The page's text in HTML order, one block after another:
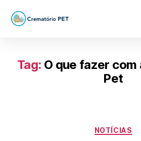
Tag: O que fazer com
Pet
NOTÍCIAS